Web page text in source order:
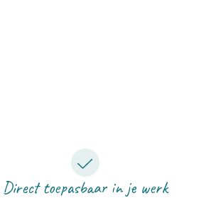
Direct toepasbaar in je werk